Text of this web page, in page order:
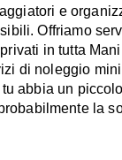
e
Offriamo
in tutta
di noleggio
abbia un
la